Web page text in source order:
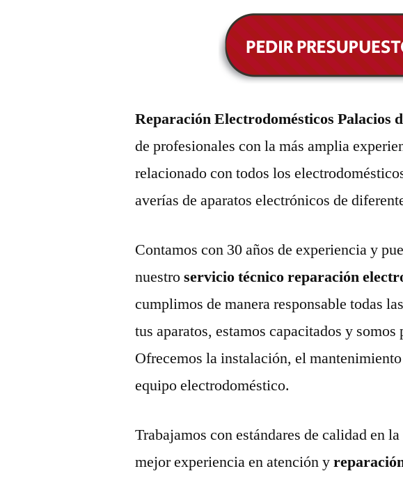
Reparación Electrodomésticos Palacios
de profesionales con la más amplia
relacionado con todos los
averías de aparatos electrónicos de
Contamos con 30 años de experiencia y
nuestroservicio técnico reparación
cumplimos de manera responsable todas
tus aparatos, estamos capacitados y
Ofrecemos la instalación, el
equipo electrodoméstico.
Trabajamos con estándares de calidad en
mejor experiencia en atención y